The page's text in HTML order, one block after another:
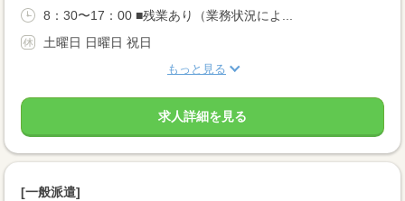
8：30〜17：00 ■残業あり（業務状況によ...
土曜日 日曜日 祝日
もっと見る
求人詳細を見る
[一般派遣]